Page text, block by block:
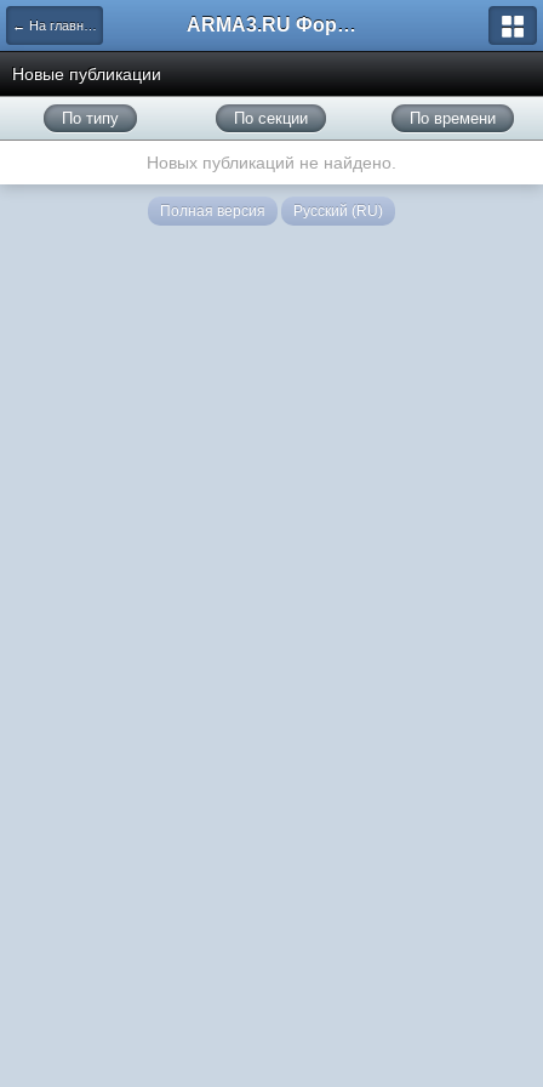
← На главную ARMA3.RU Форум
Новые публикации
По типу По секции По времени
Новых публикаций не найдено.
Полная версия Русский (RU)